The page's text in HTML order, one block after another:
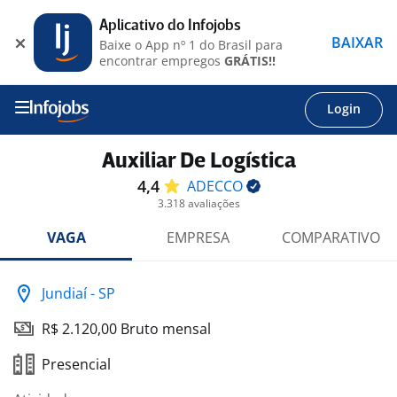
Login
Auxiliar De Logística
4,4 ADECCO
3.318 avaliações
VAGA EMPRESA COMPARATIVO
Jundiaí - SP
R$ 2.120,00 Bruto mensal
Presencial
Aplicativo do Infojobs
Baixe o App nº 1 do Brasil para
encontrar empregos GRÁTIS!!
BAIXAR